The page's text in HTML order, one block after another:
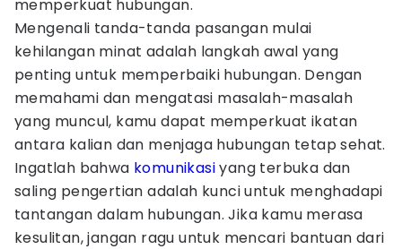
memperkuat hubungan.
Mengenali tanda-tanda pasangan mulai
kehilangan minat adalah langkah awal yang
penting untuk memperbaiki hubungan. Dengan
memahami dan mengatasi masalah-masalah
yang muncul, kamu dapat memperkuat ikatan
antara kalian dan menjaga hubungan tetap sehat.
Ingatlah bahwa komunikasiyang terbuka dan
saling pengertian adalah kunci untuk menghadapi
tantangan dalam hubungan. Jika kamu merasa
kesulitan, jangan ragu untuk mencari bantuan dari